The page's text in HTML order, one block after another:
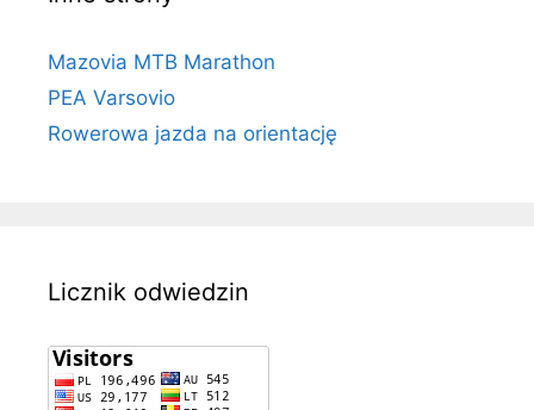
Mazovia MTB Marathon
PEA Varsovio
Rowerowa jazda na orientację
Licznik odwiedzin